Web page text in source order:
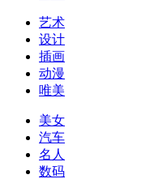
艺术
设计
插画
动漫
唯美
美女
汽车
名人
数码